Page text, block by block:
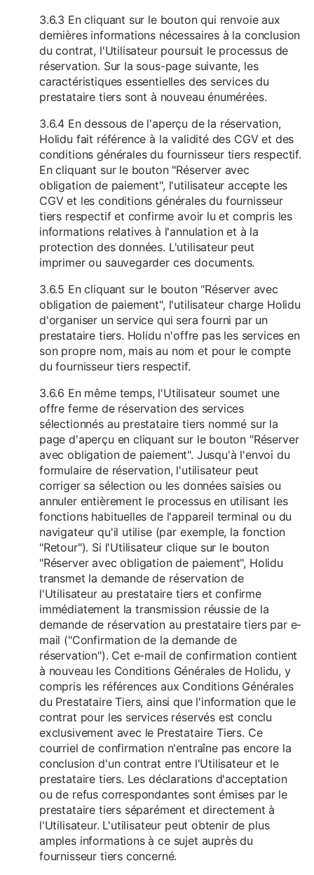
3.6.3 En cliquant sur le bouton qui renvoie aux
dernières informations nécessaires à la conclusion
du contrat, l'Utilisateur poursuit le processus de
réservation. Sur la sous-page suivante, les
caractéristiques essentielles des services du
prestataire tiers sont à nouveau énumérées.
3.6.4 En dessous de l'aperçu de la réservation,
Holidu fait référence à la validité des CGV et des
conditions générales du fournisseur tiers respectif.
En cliquant sur le bouton "Réserver avec
obligation de paiement", l'utilisateur accepte les
CGV et les conditions générales du fournisseur
tiers respectif et confirme avoir lu et compris les
informations relatives à l'annulation et à la
protection des données. L'utilisateur peut
imprimer ou sauvegarder ces documents.
3.6.5 En cliquant sur le bouton "Réserver avec
obligation de paiement", l'utilisateur charge Holidu
d'organiser un service qui sera fourni par un
prestataire tiers. Holidu n'offre pas les services en
son propre nom, mais au nom et pour le compte
du fournisseur tiers respectif.
3.6.6 En même temps, l'Utilisateur soumet une
offre ferme de réservation des services
sélectionnés au prestataire tiers nommé sur la
page d'aperçu en cliquant sur le bouton "Réserver
avec obligation de paiement". Jusqu'à l'envoi du
formulaire de réservation, l'utilisateur peut
corriger sa sélection ou les données saisies ou
annuler entièrement le processus en utilisant les
fonctions habituelles de l'appareil terminal ou du
navigateur qu'il utilise (par exemple, la fonction
"Retour"). Si l'Utilisateur clique sur le bouton
"Réserver avec obligation de paiement", Holidu
transmet la demande de réservation de
l'Utilisateur au prestataire tiers et confirme
immédiatement la transmission réussie de la
demande de réservation au prestataire tiers par e-
mail ("Confirmation de la demande de
réservation"). Cet e-mail de confirmation contient
à nouveau les Conditions Générales de Holidu, y
compris les références aux Conditions Générales
du Prestataire Tiers, ainsi que l'information que le
contrat pour les services réservés est conclu
exclusivement avec le Prestataire Tiers. Ce
courriel de confirmation n'entraîne pas encore la
conclusion d'un contrat entre l'Utilisateur et le
prestataire tiers. Les déclarations d'acceptation
ou de refus correspondantes sont émises par le
prestataire tiers séparément et directement à
l'Utilisateur. L'utilisateur peut obtenir de plus
amples informations à ce sujet auprès du
fournisseur tiers concerné.